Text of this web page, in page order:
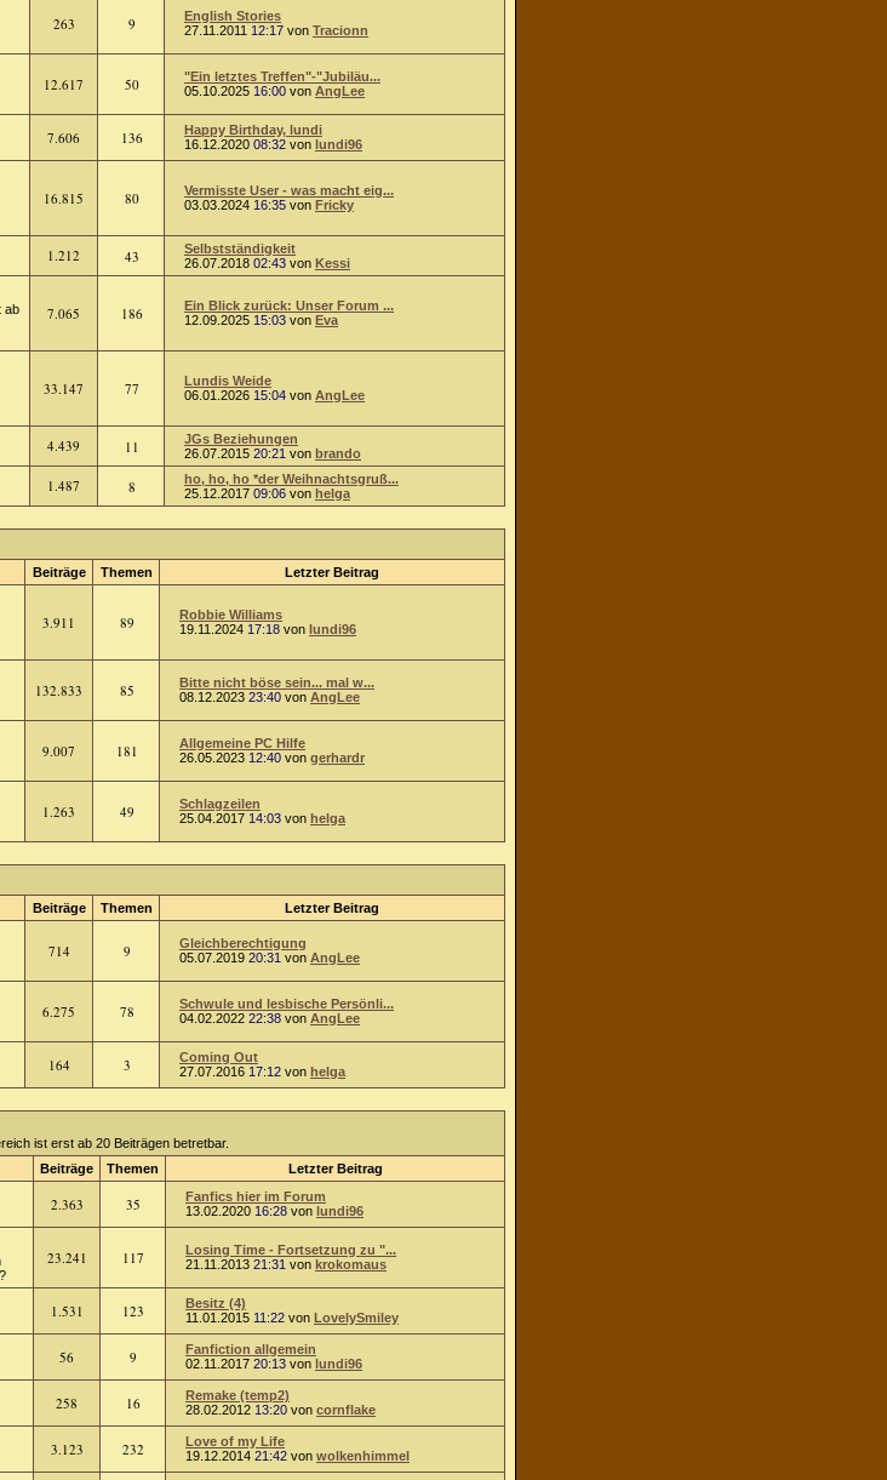
263 9
English Stories
27.11.2011 12:17 von Tracionn
12.617 50
"Ein letztes Treffen"-"Jubiläu...
05.10.2025 16:00 von AngLee
7.606 136
Happy Birthday, lundi
16.12.2020 08:32 von lundi96
16.815 80
Vermisste User - was macht eig...
03.03.2024 16:35 von Fricky
1.212 43
Selbstständigkeit
26.07.2018 02:43 von Kessi
ab
7.065 186
Ein Blick zurück: Unser Forum ...
12.09.2025 15:03 von Eva
33.147 77
Lundis Weide
06.01.2026 15:04 von AngLee
4.439 11
JGs Beziehungen
26.07.2015 20:21 von brando
1.487 8
ho, ho, ho *der Weihnachtsgruß...
25.12.2017 09:06 von helga
Beiträge Themen Letzter Beitrag
3.911 89
Robbie Williams
19.11.2024 17:18 von lundi96
132.833 85
Bitte nicht böse sein... mal w...
08.12.2023 23:40 von AngLee
9.007 181
Allgemeine PC Hilfe
26.05.2023 12:40 von gerhardr
1.263 49
Schlagzeilen
25.04.2017 14:03 von helga
Beiträge Themen Letzter Beitrag
714 9
Gleichberechtigung
05.07.2019 20:31 von AngLee
6.275 78
Schwule und lesbische Persönli...
04.02.2022 22:38 von AngLee
164 3
Coming Out
27.07.2016 17:12 von helga
ist erst ab 20 Beiträgen betretbar.
Beiträge Themen Letzter Beitrag
2.363 35
Fanfics hier im Forum
13.02.2020 16:28 von lundi96
23.241 117
Losing Time - Fortsetzung zu "...
21.11.2013 21:31 von krokomaus
1.531 123
Besitz (4)
11.01.2015 11:22 von LovelySmiley
56 9
Fanfiction allgemein
02.11.2017 20:13 von lundi96
258 16
Remake (temp2)
28.02.2012 13:20 von cornflake
3.123 232
Love of my Life
19.12.2014 21:42 von wolkenhimmel